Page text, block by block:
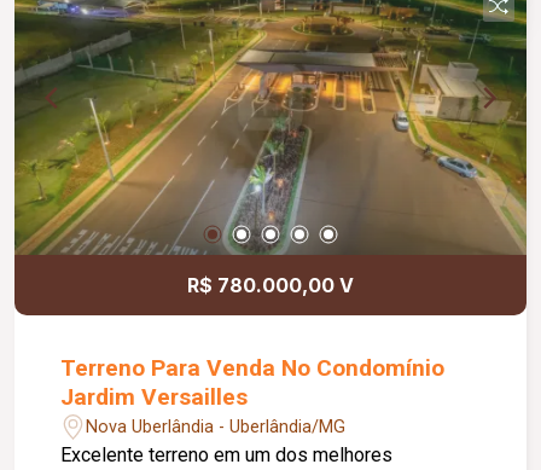
R$ 780.000,00 V
Terreno Para Venda No Condomínio
Jardim Versailles
Nova Uberlândia - Uberlândia/MG
Excelente terreno em um dos melhores